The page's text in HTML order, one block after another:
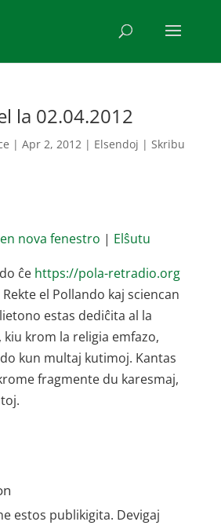
la 02.04.2012
| Apr 2, 2012| Elsendoj | Skribu
nova fenestro | Elŝutu
ĉe https://pola-retradio.org
el Pollando kaj sciencan
estas dediĉita al la
kiu krom la religia emfazo,
kun multaj kutimoj. Kantas
fragmente du karesmaj,
estos publikigita. Devigaj